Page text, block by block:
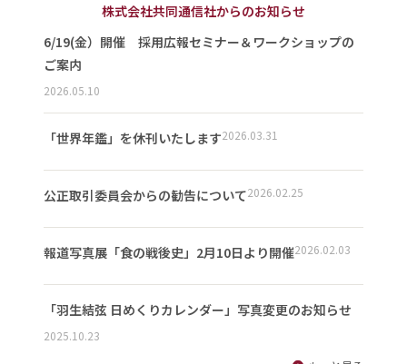
株式会社共同通信社からのお知らせ
6/19(金）開催 採用広報セミナー＆ワークショップの
ご案内
2026.05.10
「世界年鑑」を休刊いたします2026.03.31
公正取引委員会からの勧告について2026.02.25
報道写真展「食の戦後史」2月10日より開催2026.02.03
「羽生結弦 日めくりカレンダー」写真変更のお知らせ
2025.10.23